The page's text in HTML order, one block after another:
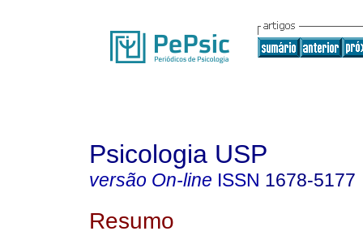
Psicologia USP
versão On-line ISSN 1678-5177
Resumo